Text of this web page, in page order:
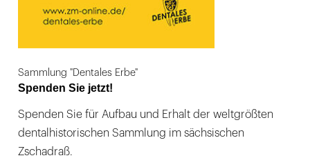
Sammlung "Dentales Erbe"
Spenden Sie jetzt!
Spenden Sie für Aufbau und Erhalt der weltgrößten
dentalhistorischen Sammlung im sächsischen
Zschadraß.